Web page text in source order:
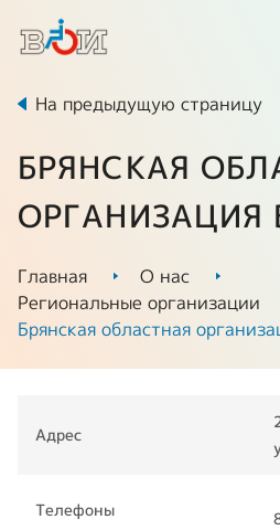
На предыдущую страницу
БРЯНСКАЯ
ОРГАНИЗАЦИЯ
Главная
О нас
Региональные организации
Брянская областная
Адрес
Телефоны